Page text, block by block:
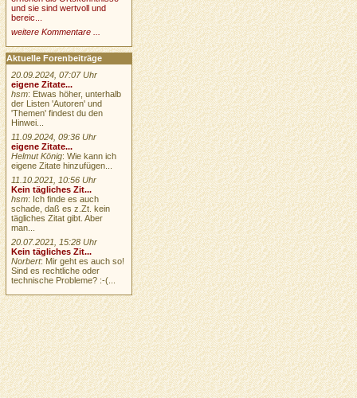
und sie sind wertvoll und
bereic...
weitere Kommentare ...
Aktuelle Forenbeiträge
20.09.2024, 07:07 Uhr
eigene Zitate...
hsm: Etwas höher, unterhalb
der Listen 'Autoren' und
'Themen' findest du den
Hinwei...
11.09.2024, 09:36 Uhr
eigene Zitate...
Helmut König: Wie kann ich
eigene Zitate hinzufügen...
11.10.2021, 10:56 Uhr
Kein tägliches Zit...
hsm: Ich finde es auch
schade, daß es z.Zt. kein
tägliches Zitat gibt. Aber
man...
20.07.2021, 15:28 Uhr
Kein tägliches Zit...
Norbert: Mir geht es auch so!
Sind es rechtliche oder
technische Probleme? :-(...